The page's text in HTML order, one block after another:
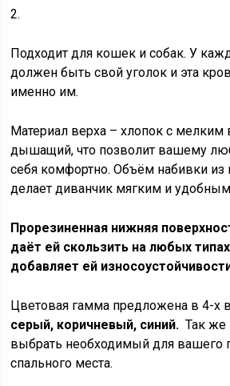
2.
Подходит для кошек и собак. У
должен быть свой уголок и эта
именно им.
Материал верха – хлопок с мелким
дышащий, что позволит вашему
себя комфортно. Объём набивки из
делает диванчик мягким и
Прорезиненная нижняя
даёт ей скользить на любых
добавляет ей
Цветовая гамма предложена в 4-х
серый, коричневый, синий. Так
выбрать необходимый для вашего
спального места.